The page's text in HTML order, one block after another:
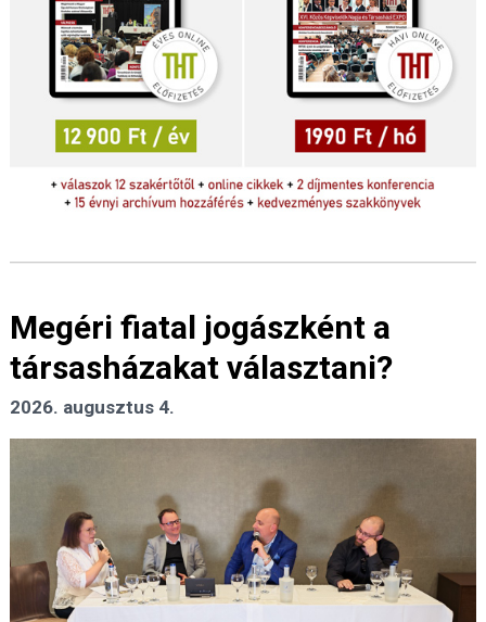
Megéri fiatal jogászként a
társasházakat választani?
2026. augusztus 4.